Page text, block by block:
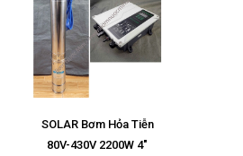
SOLAR Bơm Hỏa Tiễn
80V-430V 2200W 4"